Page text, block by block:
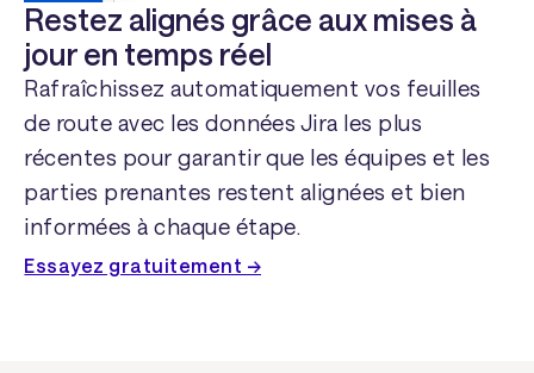
Restez alignés grâce aux mises à
jour en temps réel
Rafraîchissez automatiquement vos feuilles
de route avec les données Jira les plus
récentes pour garantir que les équipes et les
parties prenantes restent alignées et bien
informées à chaque étape.
Essayez gratuitement →